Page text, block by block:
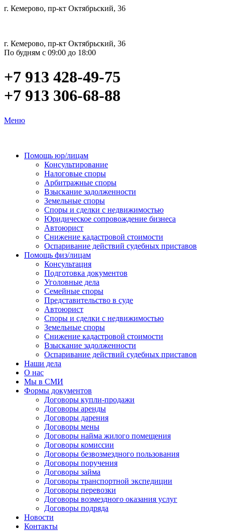
г. Кемерово, пр-кт Октябрьский, 36
г. Кемерово, пр-кт Октябрьский, 36
По будням с 09:00 до 18:00
+7 913 428-49-75
+7 913 306-68-88
Меню
Помощь юр/лицам
Консультирование
Налоговые споры
Арбитражные споры
Взыскание задолженности
Земельные споры
Споры и сделки с недвижимостью
Юридическое сопровождение бизнеса
Автоюрист
Снижение кадастровой стоимости
Оспаривание действий судебных приставов
Помощь физ/лицам
Консультация
Подготовка документов
Уголовные дела
Семейные споры
Представительство в суде
Автоюрист
Споры и сделки с недвижимостью
Земельные споры
Снижение кадастровой стоимости
Взыскание задолженности
Оспаривание действий судебных приставов
Наши дела
О нас
Мы в СМИ
Формы документов
Договоры купли-продажи
Договоры аренды
Договоры дарения
Договоры мены
Договоры найма жилого помещения
Договоры комиссии
Договоры безвозмездного пользования
Договоры поручения
Договоры займа
Договоры транспортной экспедиции
Договоры перевозки
Договоры возмездного оказания услуг
Договоры подряда
Новости
Контакты